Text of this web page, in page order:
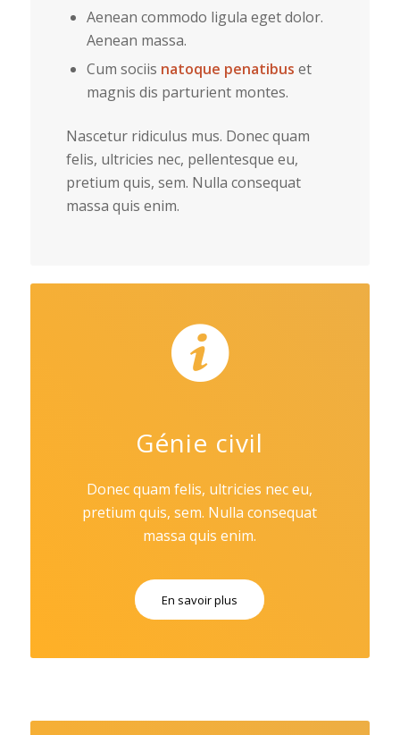
Aenean commodo ligula eget dolor.
Aenean massa.
Cum sociis natoque penatibus et
magnis dis parturient montes.
Nascetur ridiculus mus. Donec quam
felis, ultricies nec, pellentesque eu,
pretium quis, sem. Nulla consequat
massa quis enim.
Génie civil
Donec quam felis, ultricies nec eu,
pretium quis, sem. Nulla consequat
massa quis enim.
En savoir plus